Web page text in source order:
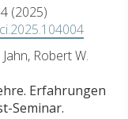
(2025)
Robert W.
Erfahrungen
Seminar.